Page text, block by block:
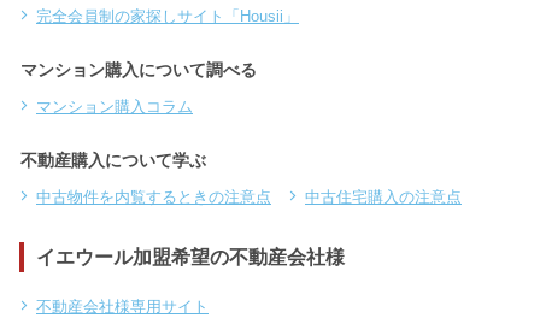
完全会員制の家探しサイト「Housii」
マンション購入について調べる
マンション購入コラム
不動産購入について学ぶ
中古物件を内覧するときの注意点 中古住宅購入の注意点
イエウール加盟希望の不動産会社様
不動産会社様専用サイト